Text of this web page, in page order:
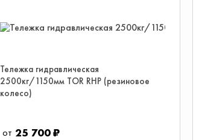
Тележка гидравлическая
2500кг/1150мм TOR RHP (резиновое
колесо)
25 700 ₽